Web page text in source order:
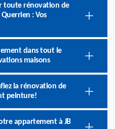
toute rénovation de
: Vos
dans tout le
maisons
la rénovation de
peinture!
appartement à JB